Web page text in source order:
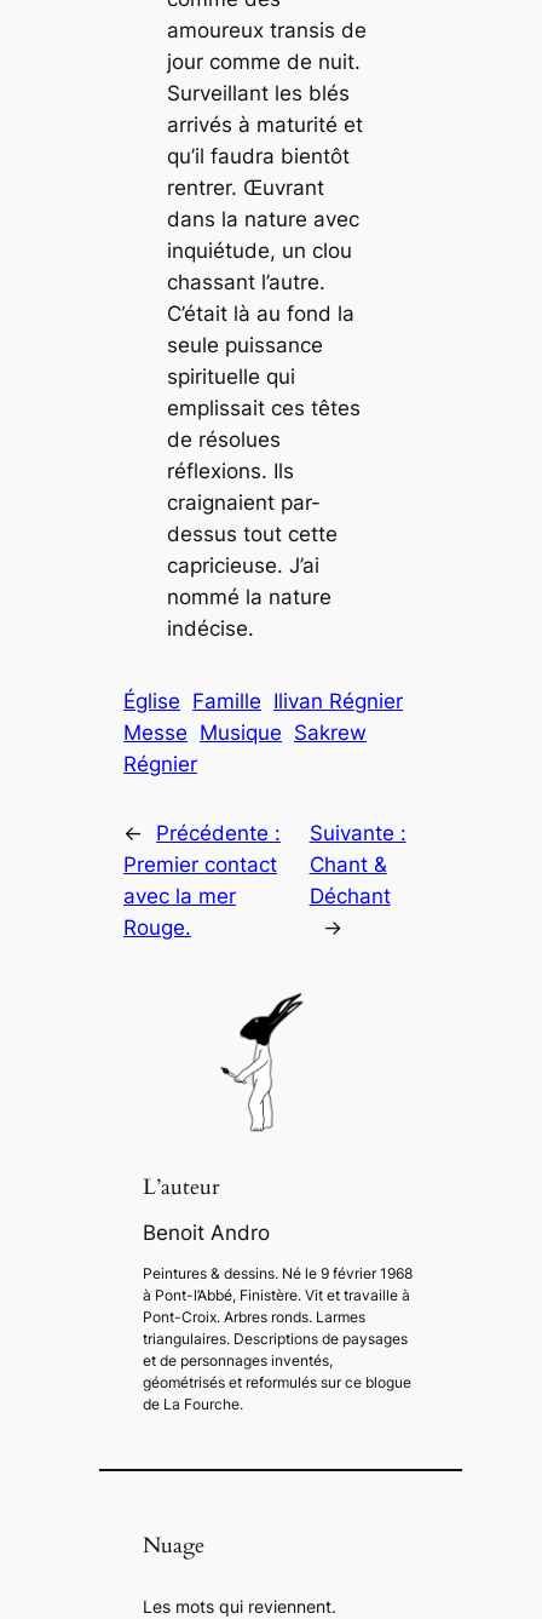
amoureux transis de
jour comme de nuit.
Surveillant les blés
arrivés à maturité et
qu’il faudra bientôt
rentrer. Œuvrant
dans la nature avec
inquiétude, un clou
chassant l’autre.
C’était là au fond la
seule puissance
spirituelle qui
emplissait ces têtes
de résolues
réflexions. Ils
craignaient par-
dessus tout cette
capricieuse. J’ai
nommé la nature
indécise.
Église Famille Ilivan Régnier
Messe Musique Sakrew
Régnier
←
Précédente :
Premier contact
avec la mer
Rouge.
Suivante :
Chant &
Déchant
→
L’auteur
Benoit Andro
Peintures & dessins. Né le 9 février 1968
à Pont-l’Abbé, Finistère. Vit et travaille à
Pont-Croix. Arbres ronds. Larmes
triangulaires. Descriptions de paysages
et de personnages inventés,
géométrisés et reformulés sur ce blogue
de La Fourche.
Nuage
Les mots qui reviennent.